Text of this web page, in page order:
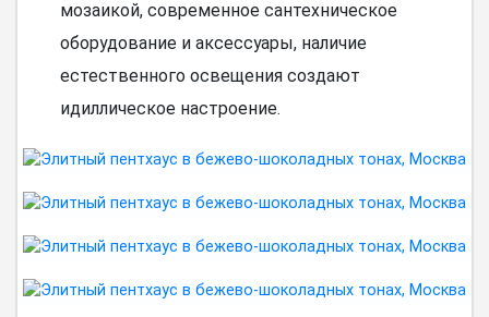
мозаикой, современное сантехническое
оборудование и аксессуары, наличие
естественного освещения создают
идиллическое настроение.